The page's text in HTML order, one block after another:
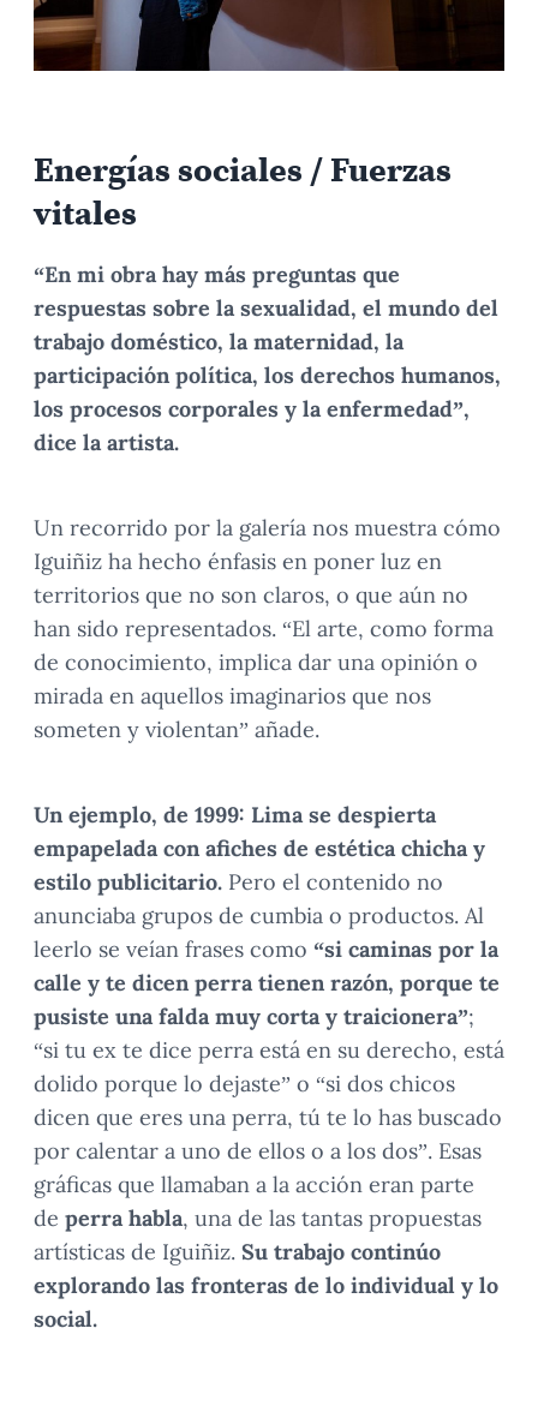
Energías sociales / Fuerzas
vitales
“En mi obra hay más preguntas que
respuestas sobre la sexualidad, el mundo del
trabajo doméstico, la maternidad, la
participación política, los derechos humanos,
los procesos corporales y la enfermedad”,
dice la artista.
Un recorrido por la galería nos muestra cómo
Iguiñiz ha hecho énfasis en poner luz en
territorios que no son claros, o que aún no
han sido representados. “El arte, como forma
de conocimiento, implica dar una opinión o
mirada en aquellos imaginarios que nos
someten y violentan” añade.
Un ejemplo, de 1999: Lima se despierta
empapelada con afiches de estética chicha y
estilo publicitario. Pero el contenido no
anunciaba grupos de cumbia o productos. Al
leerlo se veían frases como “si caminas por la
calle y te dicen perra tienen razón, porque te
pusiste una falda muy corta y traicionera”;
“si tu ex te dice perra está en su derecho, está
dolido porque lo dejaste” o “si dos chicos
dicen que eres una perra, tú te lo has buscado
por calentar a uno de ellos o a los dos”. Esas
gráficas que llamaban a la acción eran parte
de perra habla, una de las tantas propuestas
artísticas de Iguiñiz. Su trabajo continúo
explorando las fronteras de lo individual y lo
social.